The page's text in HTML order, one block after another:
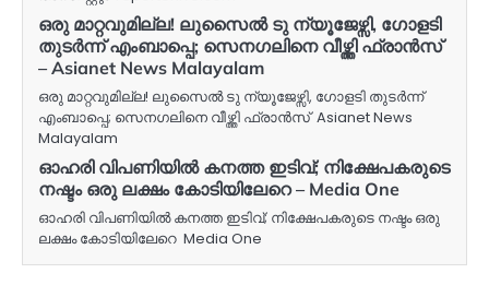
ഒരു മാറ്റവുമില്ല! ലുസൈൽ ടു ന്യൂജേഴ്സി, ഗോളടി
തുടര്‍ന്ന് എംബാപ്പെ; സെനഗലിനെ വീഴ്ത്തി ഫ്രാന്‍സ്
– Asianet News Malayalam
ഒരു മാറ്റവുമില്ല! ലുസൈൽ ടു ന്യൂജേഴ്സി, ഗോളടി തുടര്‍ന്ന്
എംബാപ്പെ; സെനഗലിനെ വീഴ്ത്തി ഫ്രാന്‍സ് Asianet News
Malayalam
ഓഹരി വിപണിയില്‍ കനത്ത ഇടിവ്; നിക്ഷേപകരുടെ
നഷ്ടം ഒരു ലക്ഷം കോടിയിലേറെ – Media One
ഓഹരി വിപണിയില്‍ കനത്ത ഇടിവ്; നിക്ഷേപകരുടെ നഷ്ടം ഒരു
ലക്ഷം കോടിയിലേറെ Media One